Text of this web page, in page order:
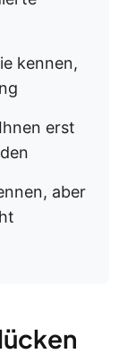
kennen,
erst
aber